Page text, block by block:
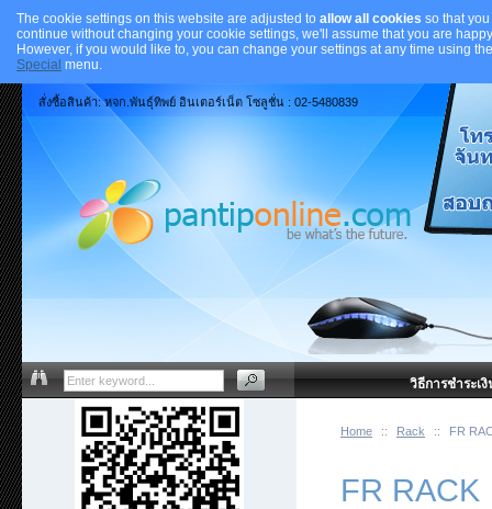
The cookie settings on this website are adjusted to allow all cookies so that
continue without changing your cookie settings, we'll assume that you are
However, if you would like to, you can change your settings at any time using
Special menu.
Home :: Rack :: FR
FR RACK
สั่งซื้อสินค้า: หจก.พันธุ์ทิพย์ อินเตอร์เน็ต โซลูชั่น : 02-5480839
วิธีการชำระเงิ